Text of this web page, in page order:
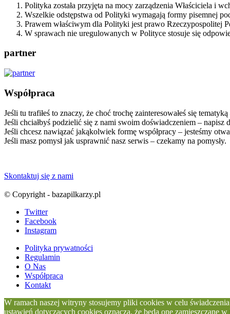
Polityka została przyjęta na mocy zarządzenia Właściciela i
Wszelkie odstępstwa od Polityki wymagają formy pisemnej
Prawem właściwym dla Polityki jest prawo Rzeczypospolitej
W sprawach nie uregulowanych w Polityce stosuje się
partner
Współpraca
Jeśli tu trafiłeś to znaczy, że choć trochę zainteresowałeś się
Jeśli chciałbyś podzielić się z nami swoim doświadczeniem – napisz
Jeśli chcesz nawiązać jakąkolwiek formę współpracy – jesteśmy
Jeśli masz pomysł jak usprawnić nasz serwis – czekamy na pomysły.
Skontaktuj się z nami
© Copyright - bazapilkarzy.pl
Twitter
Facebook
Instagram
Polityka prywatności
Regulamin
O Nas
Współpraca
Kontakt
W ramach naszej witryny stosujemy pliki cookies w celu
ustawień dotyczących cookies oznacza, że będą one